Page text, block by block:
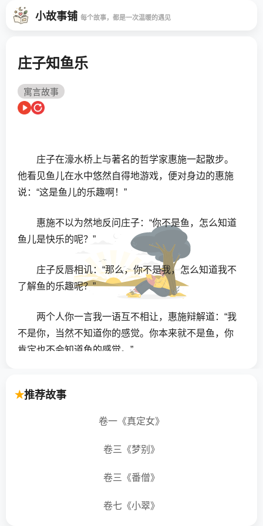
小故事铺 每个故事，都是一次温暖的遇见
庄子知鱼乐
寓言故事
庄子在濠水桥上与著名的哲学家惠施一起散步。
他看见鱼儿在水中悠然自得地游戏，便对身边的惠施
说：“这是鱼儿的乐趣啊！”
惠施不以为然地反问庄子：“你不是鱼，怎么知道
鱼儿是快乐的呢？”
庄子反唇相讥：“那么，你不是我，怎么知道我不
了解鱼的乐趣呢？”
两个人你一言我一语互不相让，惠施辩解道：“我
不是你，当然不知道你的感觉。你本来就不是鱼，你
肯定也不会知道鱼的感觉。”
结。他认为两人争论的焦点是，你问我怎么知道鱼儿
鱼儿在水中也是很快乐的。”
这篇寓言是中国古代一场著名的辩论，带有浓厚
推荐故事
卷一《真定女》
卷三《梦别》
卷三《番僧》
卷七《小翠》